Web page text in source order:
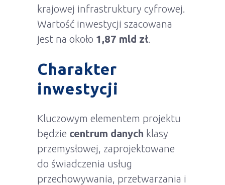
krajowej infrastruktury cyfrowej.
Wartość inwestycji szacowana
jest na około 1,87 mld zł.
Charakter
inwestycji
Kluczowym elementem projektu
będzie centrum danych klasy
przemysłowej, zaprojektowane
do świadczenia usług
przechowywania, przetwarzania i